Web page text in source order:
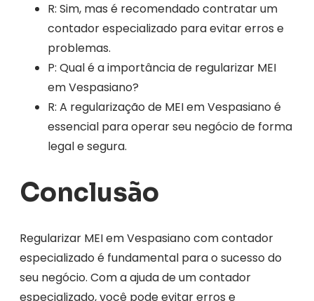
R: Sim, mas é recomendado contratar um
contador especializado para evitar erros e
problemas.
P: Qual é a importância de regularizar MEI
em Vespasiano?
R: A regularização de MEI em Vespasiano é
essencial para operar seu negócio de forma
legal e segura.
Conclusão
Regularizar MEI em Vespasiano com contador
especializado é fundamental para o sucesso do
seu negócio. Com a ajuda de um contador
especializado, você pode evitar erros e